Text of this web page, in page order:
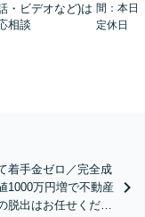
・ビデオなど)は
相談
間：本日
定休日
着手金ゼロ／完全成
1000万円増で不動産
脱出はお任せくださ